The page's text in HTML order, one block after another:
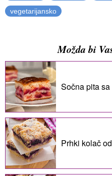
vegetarijansko
Možda bi
Sočna pita
Prhki kolač